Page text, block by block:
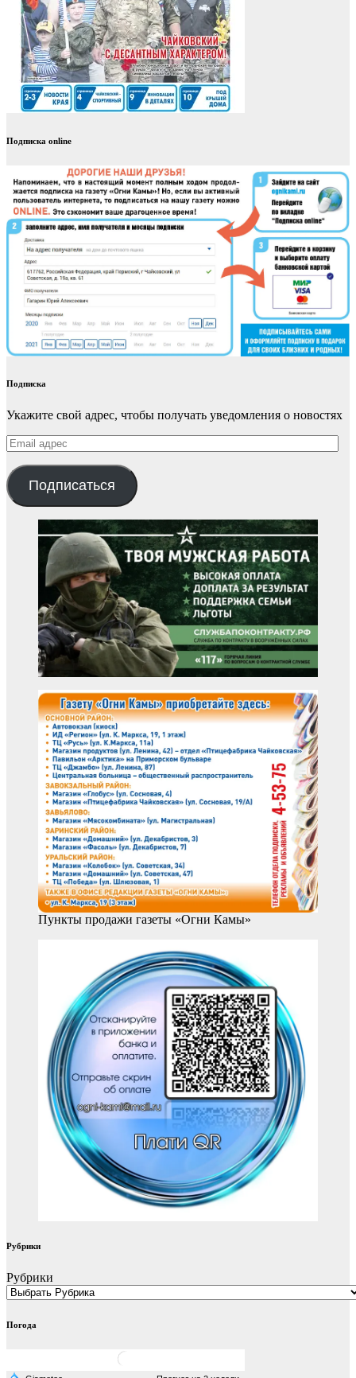
Подписка online
Подписка
Укажите свой адрес, чтобы получать уведомления о новостях
Email
адрес
Подписаться
Пункты продажи газеты «Огни Камы»
Рубрики
Рубрики
Погода